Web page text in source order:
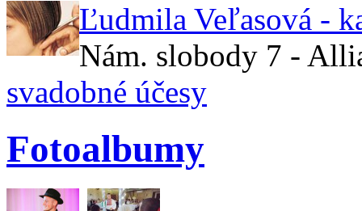
Ľudmila Veľasová -
Nám. slobody 7 -
svadobné účesy
Fotoalbumy